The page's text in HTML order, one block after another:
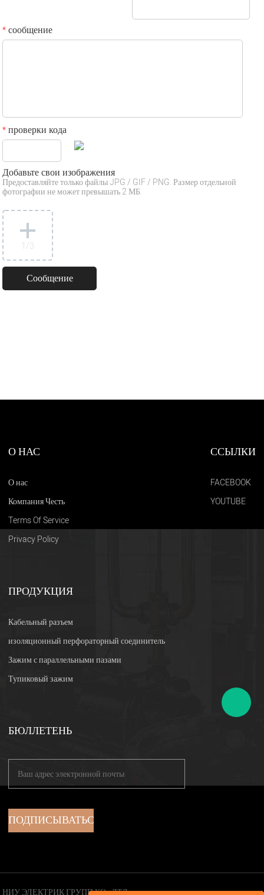
*сообщение
*проверки кода
Добавьте свои изображения
Предоставляйте только файлы JPG / GIF / PNG. Размер отдельной
фотографии не может превышать 2 МБ.
1/3
О НАС
О нас
Компания Честь
Terms Of Service
Privacy Policy
ССЫЛКИ
FACEBOOK
YOUTUBE
ПРОДУКЦИЯ
Кабельный разъем
изоляционный перфораторный соединитель
Зажим с параллельными пазами
Тупиковый зажим
БЮЛЛЕТЕНЬ
НИУ ЭЛЕКТРИК ГРУПП КО., ЛТД.